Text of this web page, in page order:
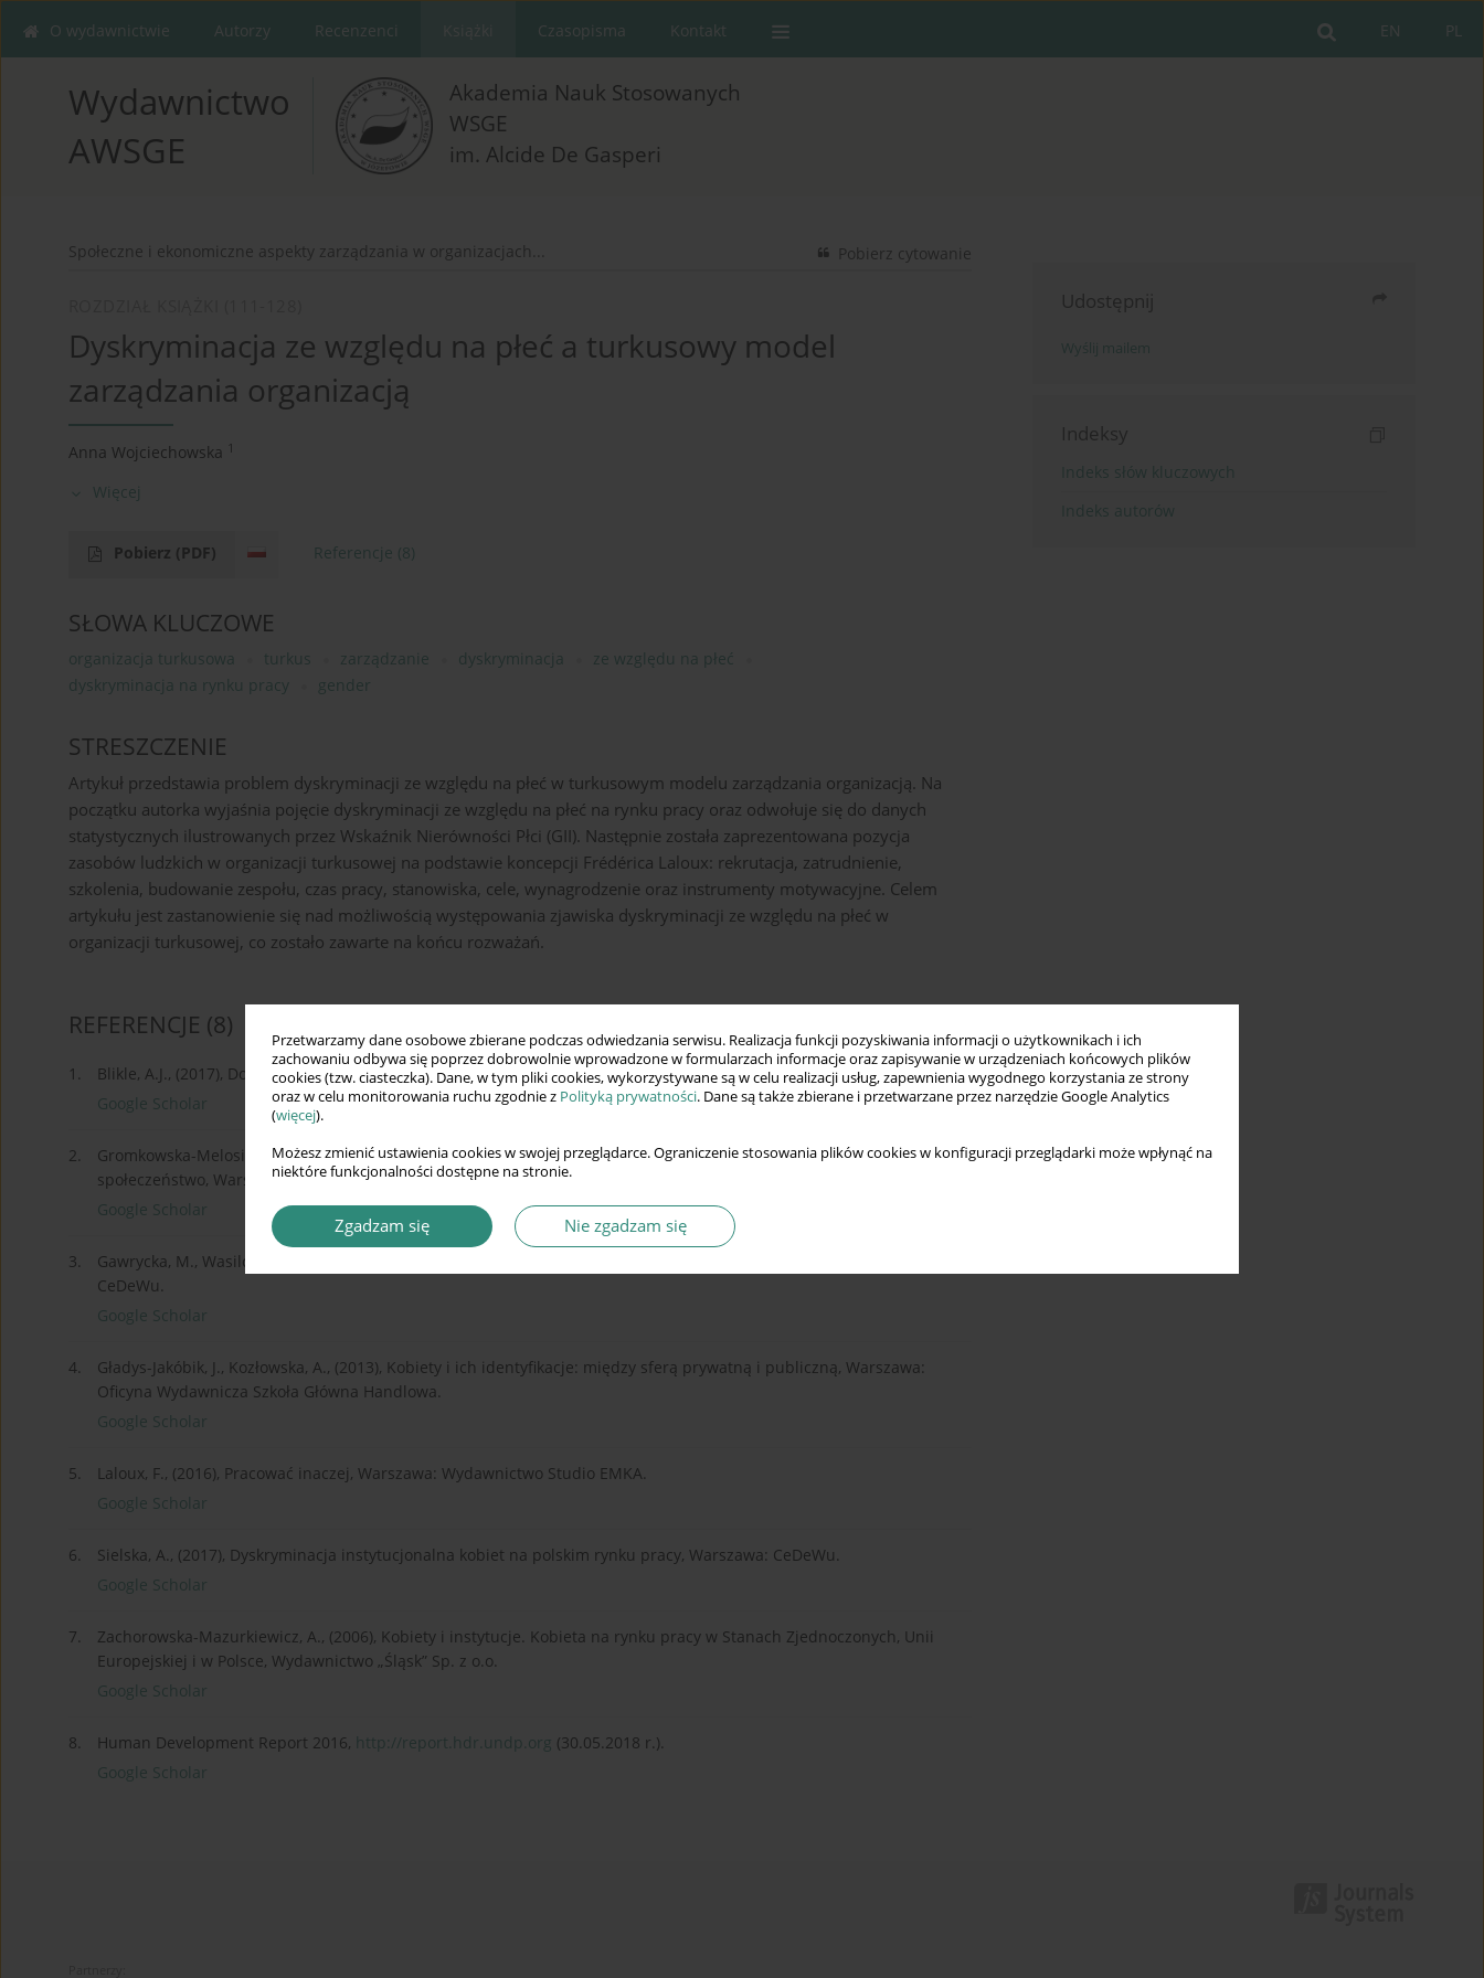
Przetwarzamy dane osobowe zbierane podczas odwiedzania serwisu. Realizacja funkcji pozyskiwania informacji o użytkownikach i ich
zachowaniu odbywa się poprzez dobrowolnie wprowadzone w formularzach informacje oraz zapisywanie w urządzeniach końcowych plików
cookies (tzw. ciasteczka). Dane, w tym pliki cookies, wykorzystywane są w celu realizacji usług, zapewnienia wygodnego korzystania ze strony
oraz w celu monitorowania ruchu zgodnie z Polityką prywatności. Dane są także zbierane i przetwarzane przez narzędzie Google Analytics
(więcej).
Możesz zmienić ustawienia cookies w swojej przeglądarce. Ograniczenie stosowania plików cookies w konfiguracji przeglądarki może wpłynąć na
niektóre funkcjonalności dostępne na stronie.
Zgadzam się Nie zgadzam się
PL
EN
O wydawnictwie Autorzy Recenzenci Czasopisma Kontakt
Wydawnictwo
AWSGE
Akademia Nauk Stosowanych
WSGE
im. Alcide De Gasperi
Społeczne i ekonomiczne aspekty zarządzania w organizacjach... Pobierz cytowanie
Dyskryminacja ze względu na płeć a turkusowy model
zarządzania organizacją
Anna Wojciechowska 1
Więcej
Pobierz (PDF) Referencje (8)
SŁOWA KLUCZOWE
organizacja turkusowa turkus zarządzanie dyskryminacja
ze względu na płeć
dyskryminacja na rynku pracy
gender
STRESZCZENIE
Artykuł przedstawia problem dyskryminacji ze względu na płeć w turkusowym modelu zarządzania organizacją. Na
początku autorka wyjaśnia pojęcie dyskryminacji ze względu na płeć na rynku pracy oraz odwołuje się do danych
statystycznych ilustrowanych przez Wskaźnik Nierówności Płci (GII). Następnie została zaprezentowana pozycja
zasobów ludzkich w organizacji turkusowej na podstawie koncepcji Frédérica Laloux: rekrutacja, zatrudnienie,
szkolenia, budowanie zespołu, czas pracy, stanowiska, cele, wynagrodzenie oraz instrumenty motywacyjne. Celem
artykułu jest zastanowienie się nad możliwością występowania zjawiska dyskryminacji ze względu na płeć w
organizacji turkusowej, co zostało zawarte na końcu rozważań.
REFERENCJE (8)
1.
Blikle, A.J., (2017), Doktryna jakości, Gliwice: Wydawnictwo Helion.
Google Scholar
2.
Gromkowska-Melosik A., Melosik Z., Wprowadzenie [w:] Curran, D.J., Renzetti, C.M., (2006), Kobiety, mężczyźni i
społeczeństwo, Warszawa: Wydawnictwo Naukowe PWN.
Google Scholar
3.
Gawrycka, M., Wasilczuk, J., Zwiech, P., (2011), Szklany sufit i ruchome schody – kobiety na rynku pracy, Warszawa:
CeDeWu.
Google Scholar
4.
Gładys-Jakóbik, J., Kozłowska, A., (2013), Kobiety i ich identyfikacje: między sferą prywatną i publiczną, Warszawa:
Oficyna Wydawnicza Szkoła Główna Handlowa.
Google Scholar
5.
Laloux, F., (2016), Pracować inaczej, Warszawa: Wydawnictwo Studio EMKA.
Google Scholar
6.
Sielska, A., (2017), Dyskryminacja instytucjonalna kobiet na polskim rynku pracy, Warszawa: CeDeWu.
Google Scholar
7.
Zachorowska-Mazurkiewicz, A., (2006), Kobiety i instytucje. Kobieta na rynku pracy w Stanach Zjednoczonych, Unii
Europejskiej i w Polsce, Wydawnictwo „Śląsk” Sp. z o.o.
Google Scholar
8. Human Development Report 2016, http://report.hdr.undp.org (30.05.2018 r.).
Google Scholar
Udostępnij
Wyślij mailem
Indeksy
Indeks słów kluczowych
Indeks autorów